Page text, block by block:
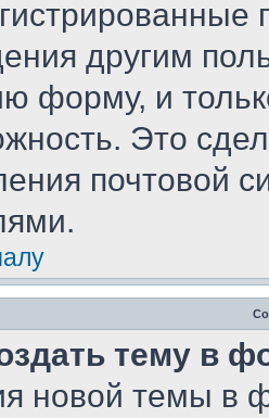
другим
форму, и
Это
почтовой
тему в
новой темы в